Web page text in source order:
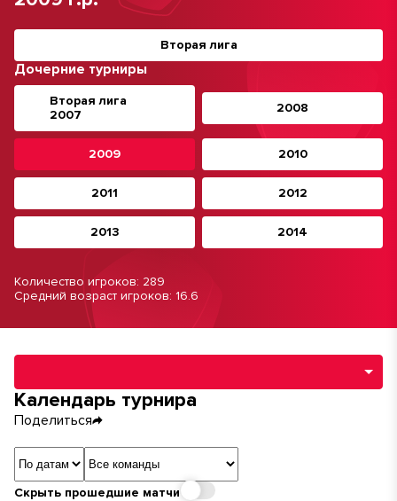
Вторая лига
Дочерние турниры
Вторая лига
2007
2008
2009 2010
2011 2012
2013 2014
Количество игроков: 289
Средний возраст игроков: 16.6
Навигация по разделам турнира
Календарь турнира
Поделиться
СортировкаКоманда
Скрыть прошедшие матчи